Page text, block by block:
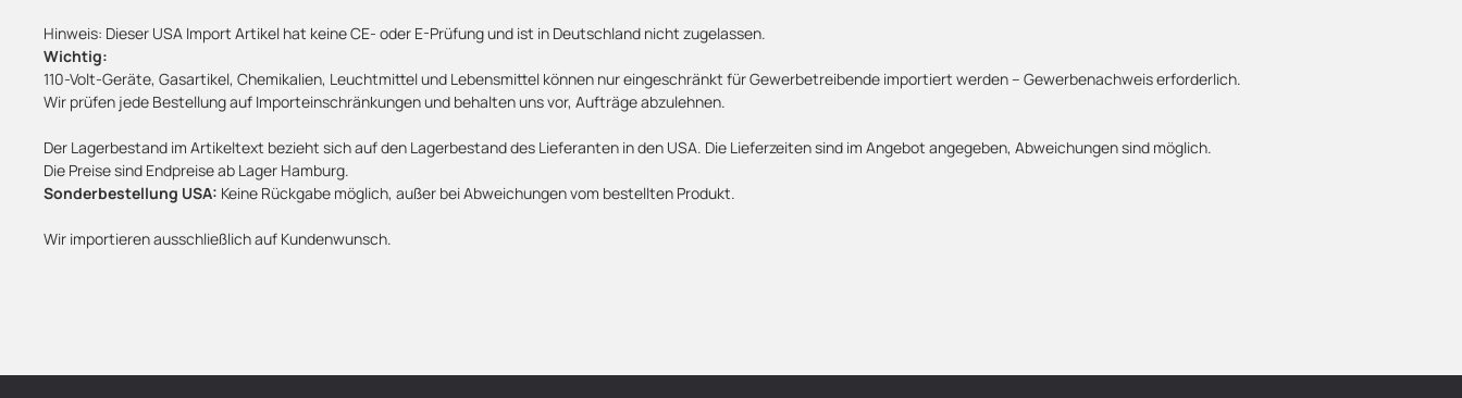
Hinweis: Dieser USA Import Artikel hat keine CE- oder E-Prüfung und ist in Deutschland nicht zugelassen.
Wichtig:
110-Volt-Geräte, Gasartikel, Chemikalien, Leuchtmittel und Lebensmittel können nur eingeschränkt für Gewerbetreibende importiert werden – Gewerbenachweis erforderlich.
Wir prüfen jede Bestellung auf Importeinschränkungen und behalten uns vor, Aufträge abzulehnen.
Der Lagerbestand im Artikeltext bezieht sich auf den Lagerbestand des Lieferanten in den USA. Die Lieferzeiten sind im Angebot angegeben, Abweichungen sind möglich.
Die Preise sind Endpreise ab Lager Hamburg.
Sonderbestellung USA: Keine Rückgabe möglich, außer bei Abweichungen vom bestellten Produkt.
Wir importieren ausschließlich auf Kundenwunsch.